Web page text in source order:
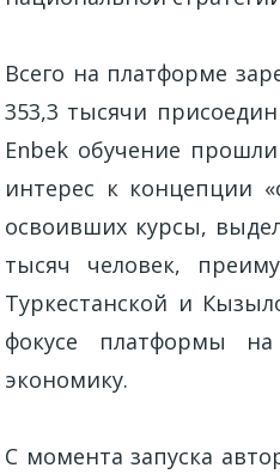
Всего на платформе
353,3 тысячи
Enbek обучение
интерес к концепции
освоивших курсы,
тысяч человек,
Туркестанской и
фокусе платформы
экономику.
С момента запуска